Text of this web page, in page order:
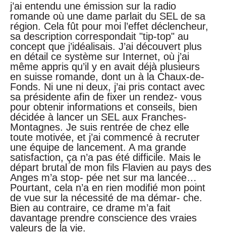
j’ai entendu une émission sur la radio
romande où une dame parlait du SEL de sa
région. Cela fût pour moi l’effet déclencheur,
sa description correspondait "tip-top" au
concept que j’idéalisais. J’ai découvert plus
en détail ce système sur Internet, où j’ai
même appris qu’il y en avait déjà plusieurs
en suisse romande, dont un à la Chaux-de-
Fonds. Ni une ni deux, j’ai pris contact avec
sa présidente afin de fixer un rendez- vous
pour obtenir informations et conseils, bien
décidée à lancer un SEL aux Franches-
Montagnes. Je suis rentrée de chez elle
toute motivée, et j’ai commencé à recruter
une équipe de lancement. A ma grande
satisfaction, ça n’a pas été difficile. Mais le
départ brutal de mon fils Flavien au pays des
Anges m’a stop- pée net sur ma lancée…
Pourtant, cela n’a en rien modifié mon point
de vue sur la nécessité de ma démar- che.
Bien au contraire, ce drame m’a fait
davantage prendre conscience des vraies
valeurs de la vie.